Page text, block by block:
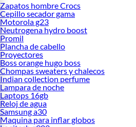
Zapatos hombre Crocs
Cepillo secador gama
Motorola g23
Neutrogena hydro boost
Promil
Plancha de cabello
Proyectores
Boss orange hugo boss
Chompas sweaters y chalecos
Indian collection perfume
Lampara de noche
Laptops 16gb
Reloj de agua
Samsung a30
Maquina para inflar globos